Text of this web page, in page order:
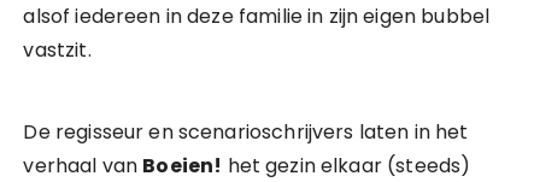
alsof iedereen in deze familie in zijn eigen bubbel
vastzit.
De regisseur en scenarioschrijvers laten in het
verhaal van Boeien! het gezin elkaar (steeds)